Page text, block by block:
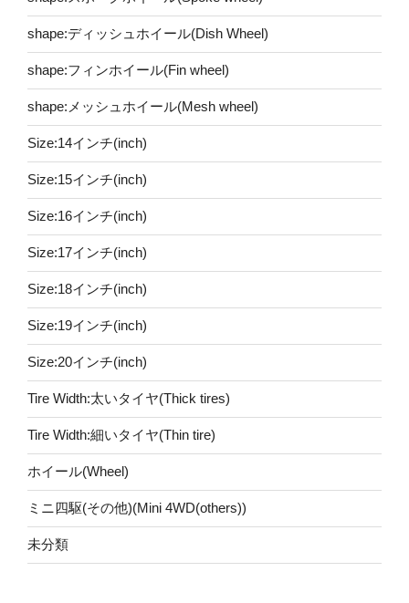
shape:ディッシュホイール(Dish Wheel)
shape:フィンホイール(Fin wheel)
shape:メッシュホイール(Mesh wheel)
Size:14インチ(inch)
Size:15インチ(inch)
Size:16インチ(inch)
Size:17インチ(inch)
Size:18インチ(inch)
Size:19インチ(inch)
Size:20インチ(inch)
Tire Width:太いタイヤ(Thick tires)
Tire Width:細いタイヤ(Thin tire)
ホイール(Wheel)
ミニ四駆(その他)(Mini 4WD(others))
未分類